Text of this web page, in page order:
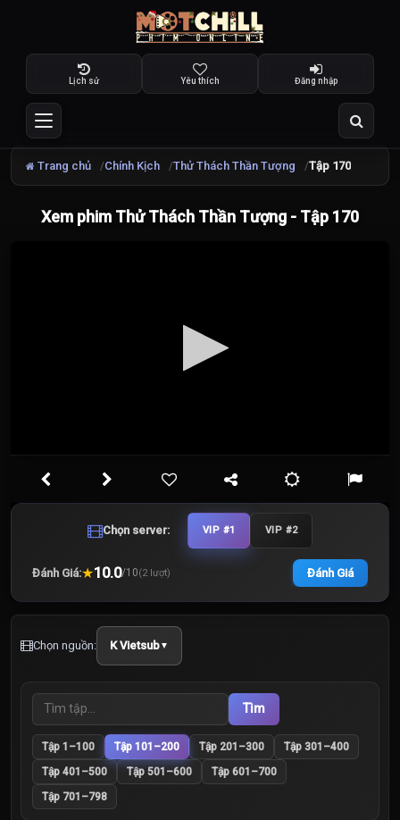
Lịch sử Yêu thích Đăng nhập
Trang chủ Chính Kịch Thử Thách Thần Tượng Tập 170
Xem phim Thử Thách Thần Tượng - Tập 170
Chọn server: VIP #1 VIP #2
Đánh Giá:★10.0/10(2 lượt) Đánh Giá
Chọn nguồn: K Vietsub▼
Tìm
Tập 1–100 Tập 101–200 Tập 201–300
Tập 301–400
Tập 401–500
Tập 501–600
Tập 601–700
Tập 701–798